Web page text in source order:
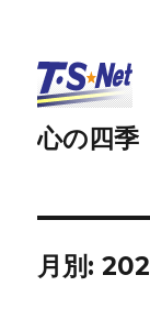
心の四季
月別: